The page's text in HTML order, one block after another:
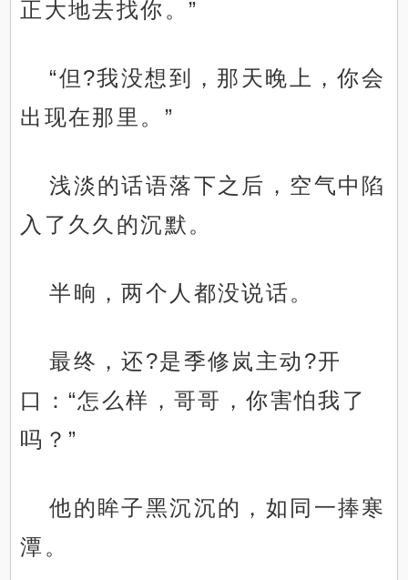
正大地去找你。”
“但?我没想到，那天晚上，你会
出现在那里。”
浅淡的话语落下之后，空气中陷
入了久久的沉默。
半晌，两个人都没说话。
最终，还?是季修岚主动?开
口：“怎么样，哥哥，你害怕我了
吗？”
他的眸子黑沉沉的，如同一捧寒
潭。